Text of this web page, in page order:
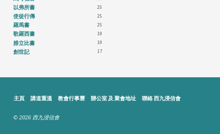
以弗所書 25
使徒行傳 25
羅馬書 25
歌羅西書 19
腓立比書 19
創世記 17
主頁 講道重溫 教會行事曆 辦公室 及 聚會地址 聯絡 西九浸信會
© 2026 西九浸信會